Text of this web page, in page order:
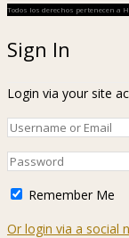
Todos los derechos pertenecen
Sign In
Login via your site
Remember Me
Or login via a social